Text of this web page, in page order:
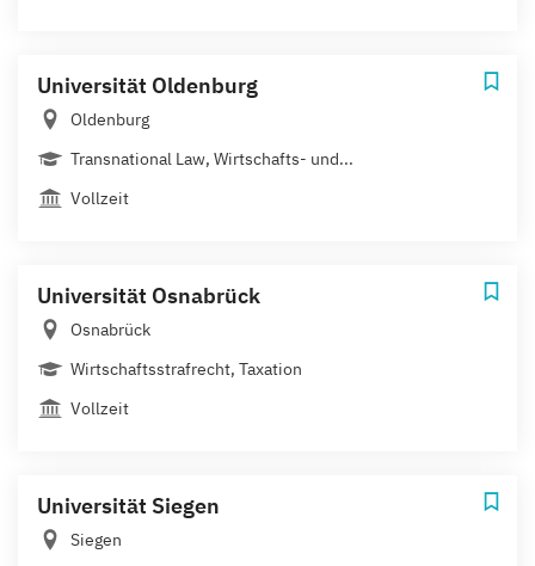
Universität Oldenburg
Oldenburg
Transnational Law, Wirtschafts- und...
Vollzeit
Universität Osnabrück
Osnabrück
Wirtschaftsstrafrecht, Taxation
Vollzeit
Universität Siegen
Siegen